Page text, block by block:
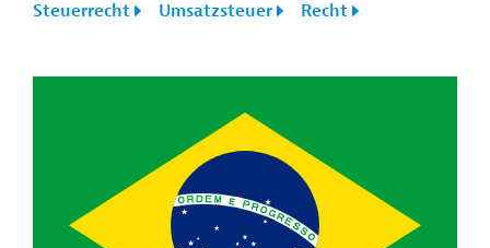
Steuerrecht
Umsatzsteuer Recht